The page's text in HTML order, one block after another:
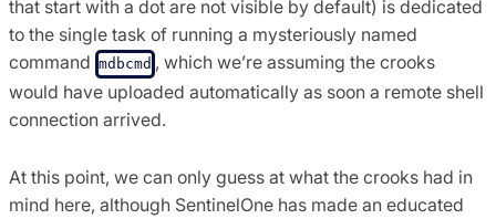
that start with a dot are not visible by default) is dedicated
to the single task of running a mysteriously named
command mdbcmd , which we’re assuming the crooks
would have uploaded automatically as soon a remote shell
connection arrived.
At this point, we can only guess at what the crooks had in
mind here, although SentinelOne has made an educated